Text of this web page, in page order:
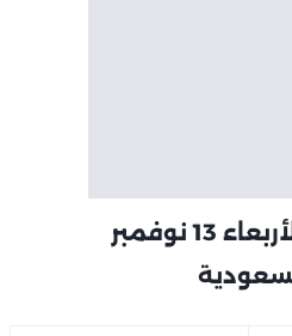
سعر الذهب اليوم الأربعاء 13 نوفمبر